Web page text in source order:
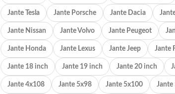
Jante Tesla Jante Porsche Jante Dacia
Jante Nissan Jante Volvo Jante Peugeot
Jante Honda Jante Lexus Jante Jeep Jante
Jante 18 inch Jante 19 inch Jante 20 inch
Jante 4x108 Jante 5x98 Jante 5x100 Jante